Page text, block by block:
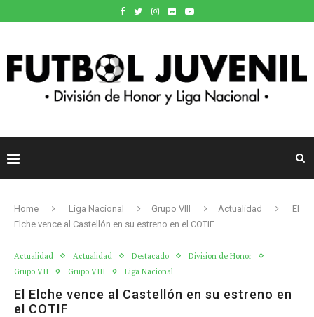
Home Liga Nacional Grupo VIII Actualidad
El
Elche vence al Castellón en su estreno en el COTIF
Actualidad Actualidad Destacado
Division de Honor
Grupo VII
Grupo VIII Liga Nacional
El Elche vence al Castellón en su estreno en
el COTIF